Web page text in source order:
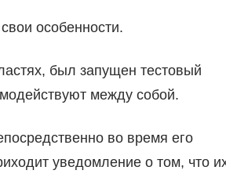
особенности.
был запущен тестовый
между собой.
во время его
уведомление о том, что